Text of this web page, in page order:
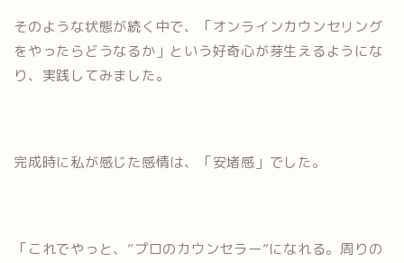
そのような状態が続く中で、「オンラインカウンセリング
をやったらどうなるか」という好奇心が芽生えるようにな
り、実践してみました。
完成時に私が感じた感情は、「安堵感」でした。
「これでやっと、”プロのカウンセラー”になれる。周りの